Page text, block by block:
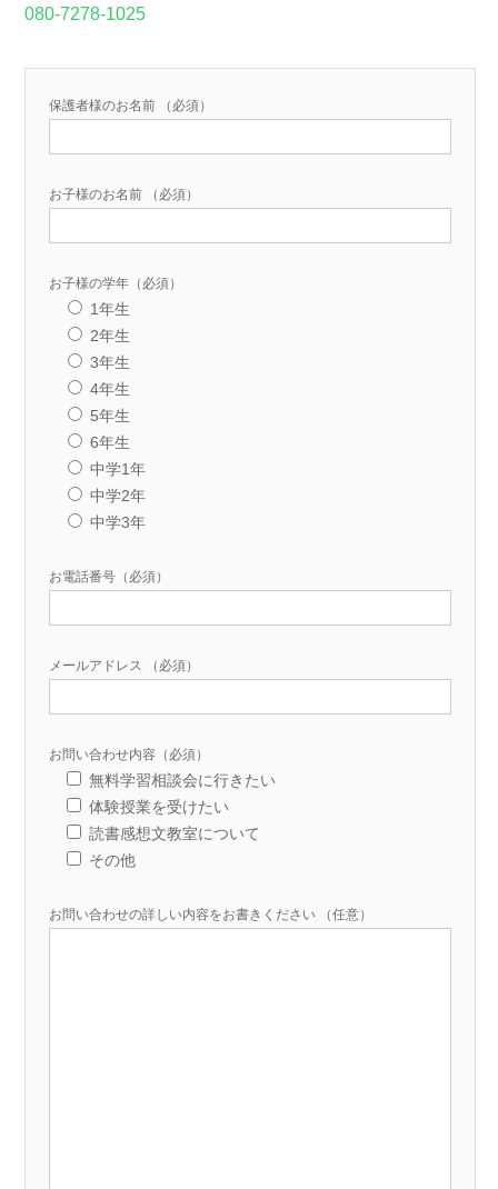
080-7278-1025
保護者様のお名前 （必須）
お子様のお名前 （必須）
お子様の学年（必須）
1年生
2年生
3年生
4年生
5年生
6年生
中学1年
中学2年
中学3年
お電話番号（必須）
メールアドレス （必須）
お問い合わせ内容（必須）
無料学習相談会に行きたい
体験授業を受けたい
読書感想文教室について
その他
お問い合わせの詳しい内容をお書きください （任意）